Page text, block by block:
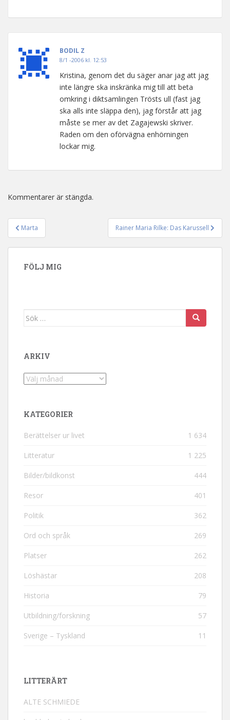
BODIL Z
8/1 -2006 kl. 12:53
Kristina, genom det du säger anar jag att jag
inte längre ska inskränka mig till att beta
omkring i diktsamlingen Trösts ull (fast jag
ska alls inte släppa den), jag förstår att jag
måste se mer av det Zagajewski skriver.
Raden om den oförvägna enhörningen
lockar mig.
Kommentarer är stängda.
Inläggsnavigering
Marta Rainer Maria Rilke: Das Karussell
FÖLJ MIG
Sök efter:
ARKIV
Arkiv
KATEGORIER
Berättelser ur livet 1 634
Litteratur 1 225
Bilder/bildkonst 444
Resor 401
Politik 362
Ord och språk 269
Platser 262
Löshästar 208
Historia 79
Utbildning/forskning 57
Sverige – Tyskland 11
LITTERÄRT
ALTE SCHMIEDE